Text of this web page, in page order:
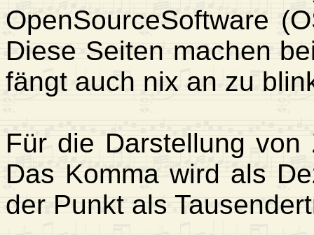
OpenSourceSoftware
Diese Seiten machen
fängt auch nix an zu
Für die Darstellung
Das Komma wird als
der Punkt als